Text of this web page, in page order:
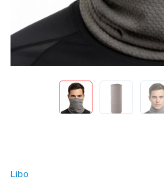
Libo